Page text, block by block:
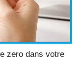
zero dans votre